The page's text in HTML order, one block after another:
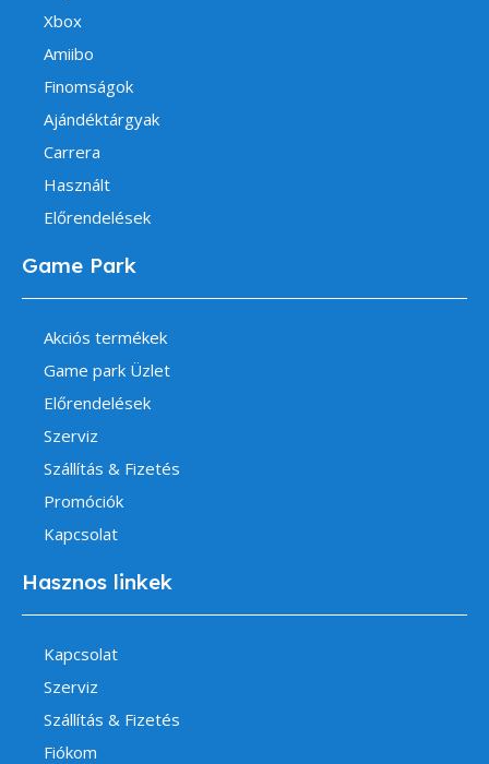
Xbox
Amiibo
Finomságok
Ajándéktárgyak
Carrera
Használt
Előrendelések
Game Park
Akciós termékek
Game park Üzlet
Előrendelések
Szerviz
Szállítás & Fizetés
Promóciók
Kapcsolat
Hasznos linkek
Kapcsolat
Szerviz
Szállítás & Fizetés
Fiókom